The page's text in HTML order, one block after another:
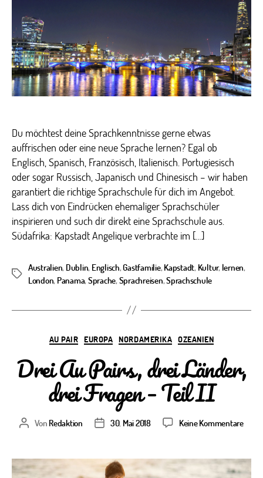
Du möchtest deine Sprachkenntnisse gerne etwas
auffrischen oder eine neue Sprache lernen? Egal ob
Englisch, Spanisch, Französisch, Italienisch. Portugiesisch
oder sogar Russisch, Japanisch und Chinesisch – wir haben
garantiert die richtige Sprachschule für dich im Angebot.
Lass dich von Eindrücken ehemaliger Sprachschüler
inspirieren und such dir direkt eine Sprachschule aus.
Südafrika: Kapstadt Angelique verbrachte im […]
Schlagwörter
Australien, Dublin, Englisch,Gastfamilie, Kapstadt, Kultur, lernen,
London, Panama, Sprache, Sprachreisen,Sprachschule
Kategorien
AU PAIR EUROPA NORDAMERIKA OZEANIEN
Drei Au Pairs, drei Länder,
drei Fragen – Teil II
Beitragsautor
Von Redaktion Veröffentlichungsdatum
30. Mai 2018 Keine Kommentarezu
Pairs,
drei